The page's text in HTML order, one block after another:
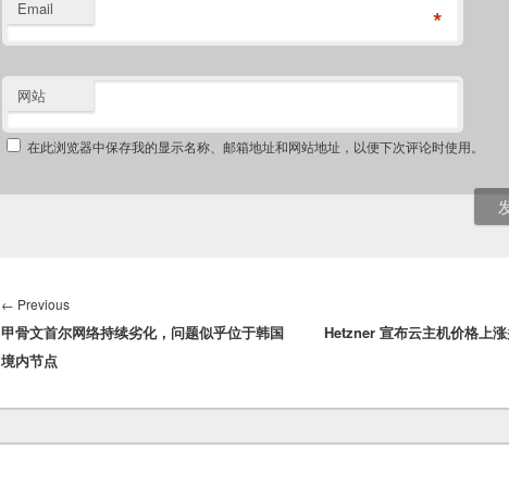
Email *
网站
在此浏览器中保存我的显示名称、邮箱地址和网站地址，以便下次评论时使用。
章
导
航
← PreviousPrevious
post:
甲骨文首尔网络持续劣化，问题似乎位于韩国
境内节点
Hetzner 宣布云主机价格上